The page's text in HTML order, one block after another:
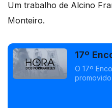
Um trabalho de Alcino
Monteiro.
17º
em
O 17º
no Reino